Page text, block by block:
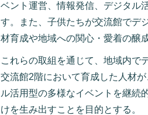
ベント運営、情報発信、デジタル
す。また、子供たちが交流館でデ
材育成や地域への関心・愛着の醸
これらの取組を通じて、地域内で
交流館2階において育成した人材
ル活用型の多様なイベントを継続
けを生み出すことを目的とする。